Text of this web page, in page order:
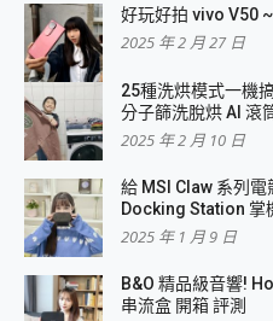
好玩好拍 vivo V50
2025 年 2 月 27 日
25種洗烘模式一機
分子篩洗脫烘 AI 滾
2025 年 2 月 10 日
給 MSI Claw 系列
Docking Station 掌
2025 年 1 月 9 日
B&O 精品級音響!
串流盒 開箱 評測